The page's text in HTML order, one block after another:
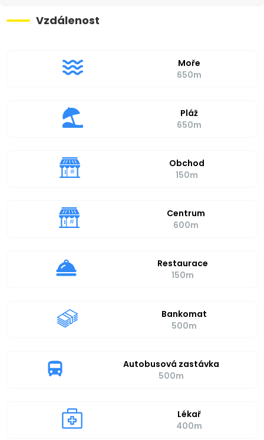
Vzdálenost
Moře
650m
Pláž
650m
Obchod
150m
Centrum
600m
Restaurace
150m
Bankomat
500m
Autobusová zastávka
500m
Lékař
400m